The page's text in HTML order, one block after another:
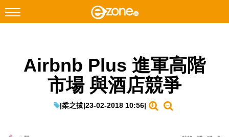
Facebook Instagram
Airbnb Plus 進軍高階
市場 與酒店競爭
|柔之拔|23-02-2018 10:56|